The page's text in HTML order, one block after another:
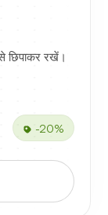
छिपाकर रखें।
-20%